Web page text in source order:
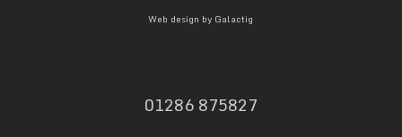
Web design by Galactig
01286 875827